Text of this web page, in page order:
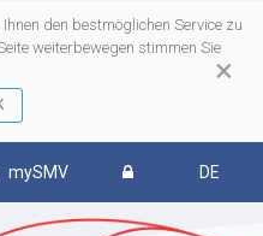
×
den bestmöglichen Service zu
weiterbewegen stimmen Sie
mySMV DE